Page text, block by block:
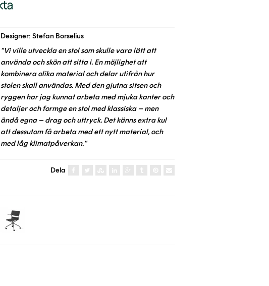
Designer: Stefan Borselius
"Vi ville utveckla en stol som skulle vara lätt att
använda och skön att sitta i. En möjlighet att
kombinera olika material och delar utifrån hur
stolen skall användas. Med den gjutna sitsen och
ryggen har jag kunnat arbeta med mjuka kanter och
detaljer och formge en stol med klassiska – men
ändå egna – drag och uttryck. Det känns extra kul
att dessutom få arbeta med ett nytt material, och
med låg klimatpåverkan."
Dela